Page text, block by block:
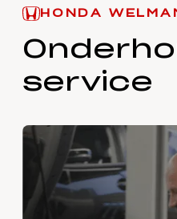
HONDA
service